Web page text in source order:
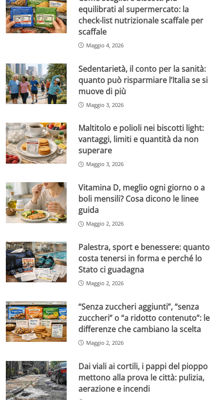
equilibrati al supermercato: la
check-list nutrizionale scaffale per
scaffale
Maggio 4, 2026
Sedentarietà, il conto per la sanità:
quanto può risparmiare l’Italia se si
muove di più
Maggio 3, 2026
Maltitolo e polioli nei biscotti light:
vantaggi, limiti e quantità da non
superare
Maggio 3, 2026
Vitamina D, meglio ogni giorno o a
boli mensili? Cosa dicono le linee
guida
Maggio 2, 2026
Palestra, sport e benessere: quanto
costa tenersi in forma e perché lo
Stato ci guadagna
Maggio 2, 2026
“Senza zuccheri aggiunti”, “senza
zuccheri” o “a ridotto contenuto”: le
differenze che cambiano la scelta
Maggio 2, 2026
Dai viali ai cortili, i pappi del pioppo
mettono alla prova le città: pulizia,
aerazione e incendi